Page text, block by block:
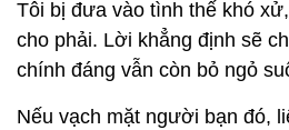
Tôi bị đưa vào tình thế khó
cho phải. Lời khẳng định sẽ
chính đáng vẫn còn bỏ ngỏ
Nếu vạch mặt người bạn đó,